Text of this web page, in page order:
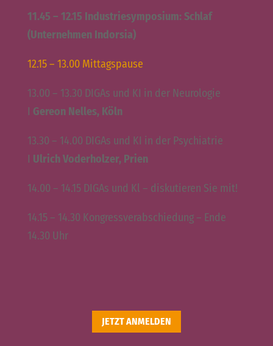
11.45 – 12.15 Industriesymposium: Schlaf
(Unternehmen Indorsia)
12.15 – 13.00 Mittagspause
13.00 – 13.30 DIGAs und KI in der Neurologie
I Gereon Nelles, Köln
13.30 – 14.00 DIGAs und KI in der Psychiatrie
I Ulrich Voderholzer, Prien
14.00 – 14.15 DIGAs und Kl – diskutieren Sie mit!
14.15 – 14.30 Kongressverabschiedung – Ende
14.30 Uhr
JETZT ANMELDEN